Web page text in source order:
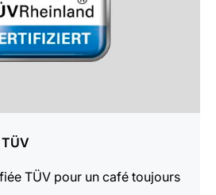
TÜV pour un café toujours